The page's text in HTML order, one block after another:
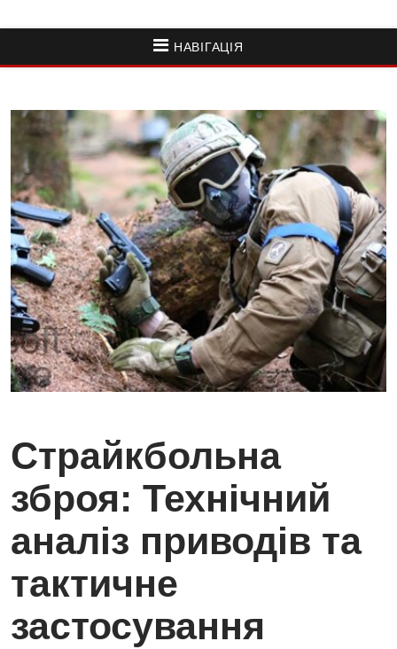
НАВІГАЦІЯ
Страйкбольна
зброя: Технічний
аналіз приводів та
тактичне
застосування